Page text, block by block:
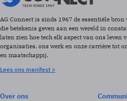
AG Connect is sinds 1967 de essentiële
die betekenis geven aan een wereld in
laten zien hoe tech elk aspect van ons leven
organisaties, ons werk en onze carrière tot
en maatschappij.
Lees ons manifest >
Over ons